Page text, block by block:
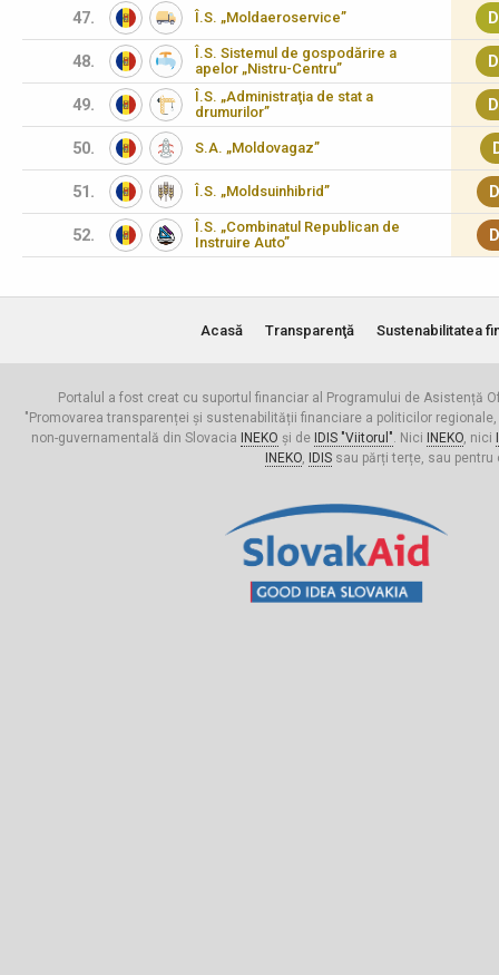
47. Î.S. „Moldaeroservice”
48.
Î.S. Sistemul de gospodărire a
apelor „Nistru-Centru”
49.
Î.S. „Administraţia de stat a
drumurilor”
50. S.A. „Moldovagaz”
51. Î.S. „Moldsuinhibrid”
52.
Î.S. „Combinatul Republican de
Instruire Auto”
Acasă Transparenţă Sustenabilitatea
Portalul a fost creat cu suportul financiar al Programului de Asistență
"Promovarea transparenței și sustenabilității financiare a politicilor
non-guvernamentală din Slovacia
INEKO și de IDIS "Viitorul". Nici INEKO, nici
INEKO, IDISsau părți terțe, sau pentru